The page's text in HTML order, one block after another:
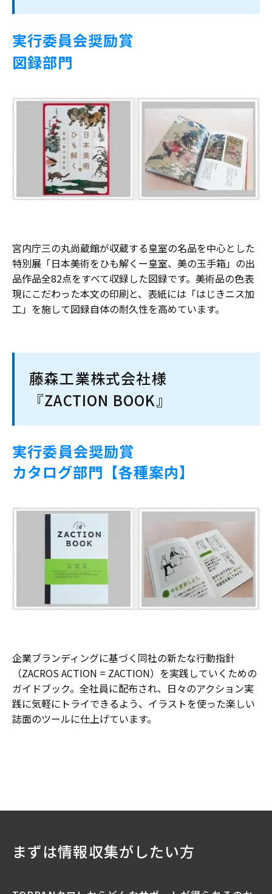
実行委員会奨励賞
図録部門
宮内庁三の丸尚蔵館が収蔵する皇室の名品を中心とした
特別展「日本美術をひも解くー皇室、美の玉手箱」の出
品作品全82点をすべて収録した図録です。美術品の色表
現にこだわった本文の印刷と、表紙には「はじきニス加
工」を施して図録自体の耐久性を高めています。
藤森工業株式会社様
『ZACTION BOOK』
実行委員会奨励賞
カタログ部門【各種案内】
企業ブランディングに基づく同社の新たな行動指針
（ZACROS ACTION = ZACTION）を実践していくための
ガイドブック。全社員に配布され、日々のアクション実
践に気軽にトライできるよう、イラストを使った楽しい
誌面のツールに仕上げています。
まずは情報収集がしたい方